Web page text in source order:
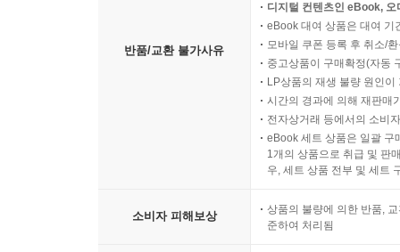
반품/교환 불가사유
디지털 컨텐츠인 eBook,
eBook 대여 상품은 대여 기
모바일 쿠폰 등록 후 취소/
중고상품이 구매확정(자동
LP상품의 재생 불량 원인
시간의 경과에 의해 재판매
전자상거래 등에서의 소비
eBook 세트 상품은 일괄 구
1개의 상품으로 취급 및 판
우, 세트 상품 전부 및 세트
소비자 피해보상
상품의 불량에 의한 반품,
준하여 처리됨